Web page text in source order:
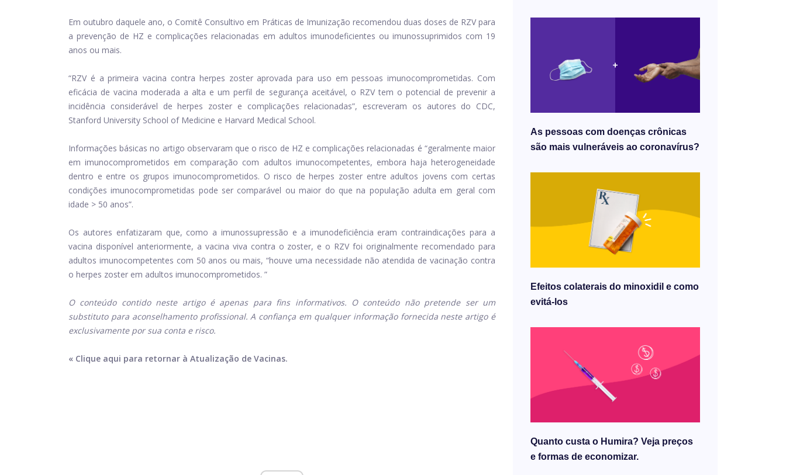
Em outubro daquele ano, o Comitê Consultivo em Práticas de Imunização recomendou duas doses de RZV para
a prevenção de HZ e complicações relacionadas em adultos imunodeficientes ou imunossuprimidos com 19
anos ou mais.
“RZV é a primeira vacina contra herpes zoster aprovada para uso em pessoas imunocomprometidas. Com
eficácia de vacina moderada a alta e um perfil de segurança aceitável, o RZV tem o potencial de prevenir a
incidência considerável de herpes zoster e complicações relacionadas”, escreveram os autores do CDC,
Stanford University School of Medicine e Harvard Medical School.
Informações básicas no artigo observaram que o risco de HZ e complicações relacionadas é “geralmente maior
em imunocomprometidos em comparação com adultos imunocompetentes, embora haja heterogeneidade
dentro e entre os grupos imunocomprometidos. O risco de herpes zoster entre adultos jovens com certas
condições imunocomprometidas pode ser comparável ou maior do que na população adulta em geral com
idade > 50 anos”.
Os autores enfatizaram que, como a imunossupressão e a imunodeficiência eram contraindicações para a
vacina disponível anteriormente, a vacina viva contra o zoster, e o RZV foi originalmente recomendado para
adultos imunocompetentes com 50 anos ou mais, “houve uma necessidade não atendida de vacinação contra
o herpes zoster em adultos imunocomprometidos. ”
O conteúdo contido neste artigo é apenas para fins informativos. O conteúdo não pretende ser um
substituto para aconselhamento profissional. A confiança em qualquer informação fornecida neste artigo é
exclusivamente por sua conta e risco.
« Clique aqui para retornar à Atualização de Vacinas.
As pessoas com doenças crônicas
são mais vulneráveis ​​ao coronavírus?
Efeitos colaterais do minoxidil e como
evitá-los
Quanto custa o Humira? Veja preços
e formas de economizar.